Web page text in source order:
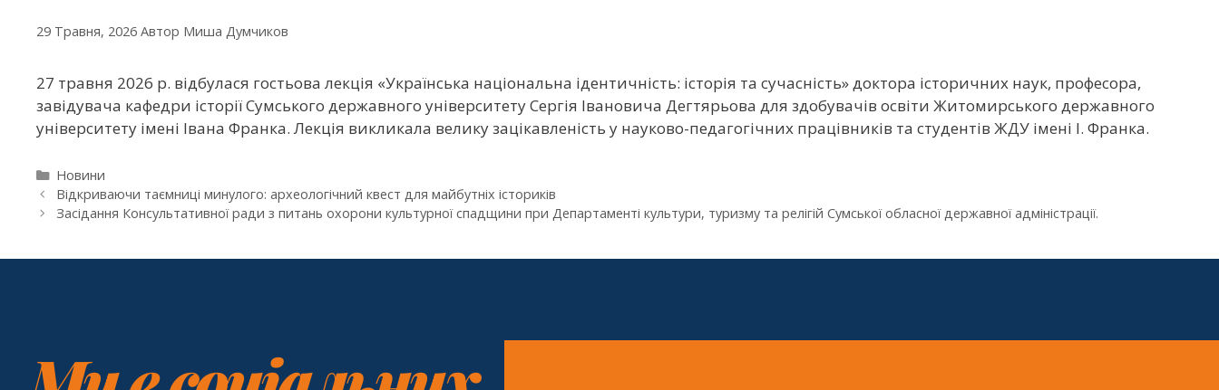
29 Травня, 2026 Автор Миша Думчиков
27 травня 2026 р. відбулася гостьова лекція «Українська національна ідентичність: історія та сучасність» доктора історичних наук, професора,
завідувача кафедри історії Сумського державного університету Сергія Івановича Дегтярьова для здобувачів освіти Житомирського державного
університету імені Івана Франка. Лекція викликала велику зацікавленість у науково-педагогічних працівників та студентів ЖДУ імені І. Франка.
Новини
Відкриваючи таємниці минулого: археологічний квест для майбутніх істориків
Засідання Консультативної ради з питань охорони культурної спадщини при Департаменті культури, туризму та релігій Сумської обласної державної адміністрації.